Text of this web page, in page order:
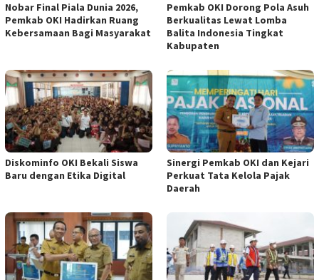
Nobar Final Piala Dunia 2026,
Pemkab OKI Hadirkan Ruang
Kebersamaan Bagi Masyarakat
Pemkab OKI Dorong Pola Asuh
Berkualitas Lewat Lomba
Balita Indonesia Tingkat
Kabupaten
Diskominfo OKI Bekali Siswa
Baru dengan Etika Digital
Sinergi Pemkab OKI dan Kejari
Perkuat Tata Kelola Pajak
Daerah